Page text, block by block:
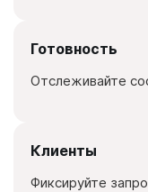
Готовность
Отслеживайте
Клиенты
Фиксируйте